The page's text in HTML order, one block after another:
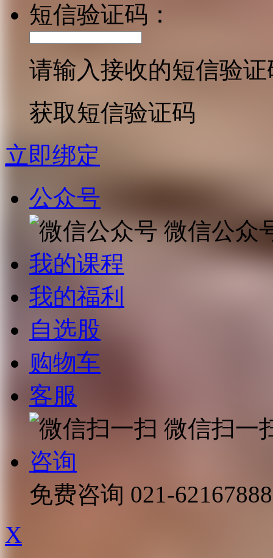
短信验证码：
请输入接收的短信验证
获取短信验证码
立即绑定
公众号
微信公众
我的课程
我的福利
自选股
购物车
客服
微信扫一
咨询
免费咨询 021-62167888
X